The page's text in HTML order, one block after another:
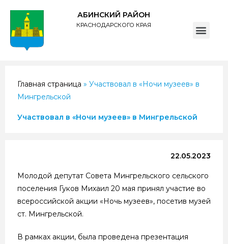
АБИНСКИЙ РАЙОН
КРАСНОДАРСКОГО КРАЯ
Главная страница » Участвовал в «Ночи музеев» в
Мингрельской
Участвовал в «Ночи музеев» в Мингрельской
22.05.2023
Молодой депутат Совета Мингрельского сельского
поселения Гуков Михаил 20 мая принял участие во
всероссийской акции «Ночь музеев», посетив музей
ст. Мингрельской.
В рамках акции, была проведена презентация